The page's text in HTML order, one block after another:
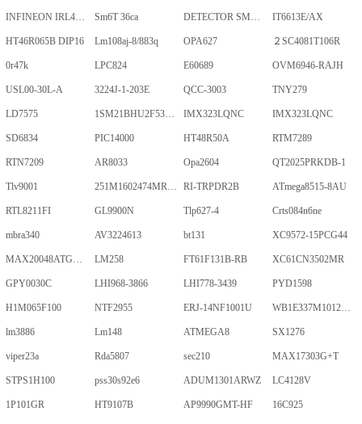
INFINEON IRL40SC228 Sm6T 36ca DETECTOR SMD,HT7024A-1,3%,SOT-89 IT6613E/AX
HT46R065B DIP16 Lm108aj-8/883q OPA627 ２SC4081T106R
0r47k LPC824 E60689 OVM6946-RAJH
USL00-30L-A 3224J-1-203E QCC-3003 TNY279
LD7575 1SM21BHU2F53E2VGNE IMX323LQNC IMX323LQNC
SD6834 PIC14000 HT48R50A RTM7289
RTN7209 AR8033 Opa2604 QT2025PRKDB-1
Tlv9001 251M1602474MR09M RI-TRPDR2B ATmega8515-8AU
RTL8211FI GL9900N Tlp627-4 Crts084n6ne
mbra340 AV3224613 bt131 XC9572-15PCG44
MAX20048ATGA/VY+ LM258 FT61F131B-RB XC61CN3502MR
GPY0030C LHI968-3866 LHI778-3439 PYD1598
H1M065F100 NTF2955 ERJ-14NF1001U WB1E337M1012MPA
lm3886 Lm148 ATMEGA8 SX1276
viper23a Rda5807 sec210 MAX17303G+T
STPS1H100 pss30s92e6 ADUM1301ARWZ LC4128V
1P101GR HT9107B AP9990GMT-HF 16C925